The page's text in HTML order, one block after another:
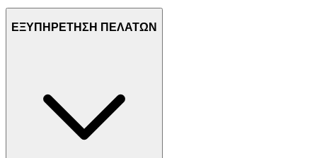
ΕΞΥΠΗΡΕΤΗΣΗ ΠΕΛΑΤΩΝ